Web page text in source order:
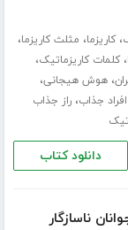
،کاریزما، مثلث کاریزما،
،کلمات کاریزماتیک،
،هوش هیجانی،
جذاب،راز جذاب
دانلود کتاب
ناسازگار